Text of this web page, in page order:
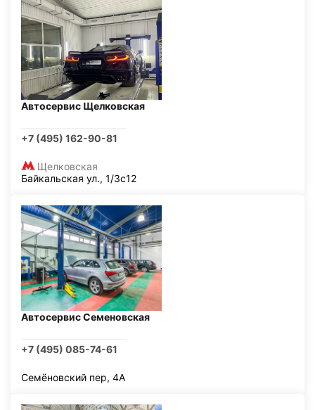
Автосервис Щелковская
+7 (495) 162-90-81
Щелковская
Байкальская ул., 1/3с12
Автосервис Семеновская
+7 (495) 085-74-61
Семёновский пер, 4А